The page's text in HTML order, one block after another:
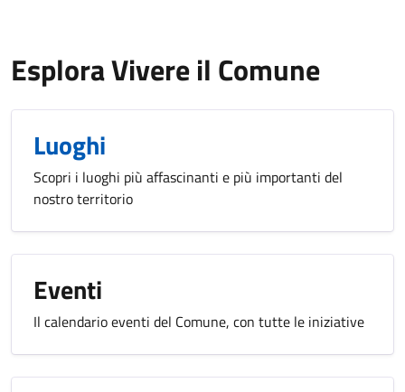
Esplora Vivere il Comune
Luoghi
Scopri i luoghi più affascinanti e più importanti del
nostro territorio
Eventi
Il calendario eventi del Comune, con tutte le iniziative